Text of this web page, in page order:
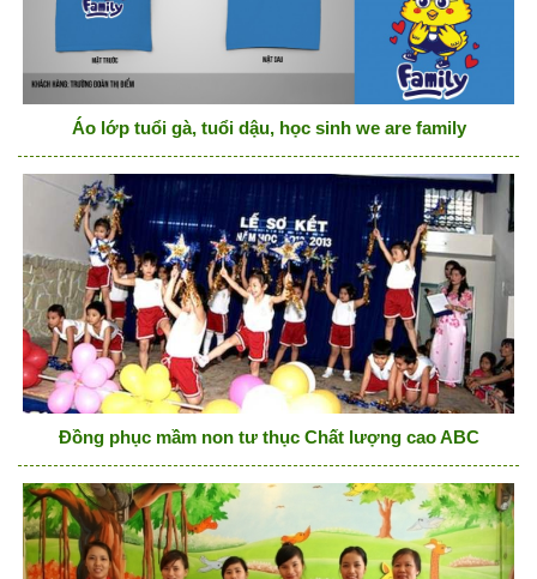
Áo lớp tuổi gà, tuổi dậu, học sinh we are family
Đồng phục mầm non tư thục Chất lượng cao ABC